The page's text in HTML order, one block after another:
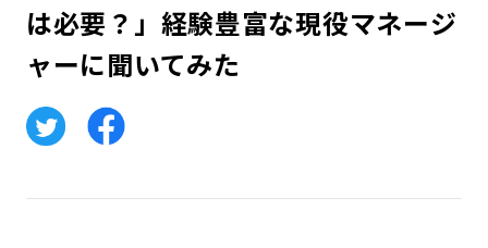
は必要？」経験豊富な現役マネージ
ャーに聞いてみた